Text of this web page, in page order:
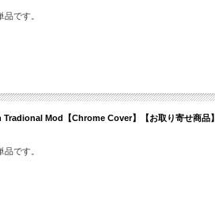
です。
Mod【Chrome Cover】【お取り寄せ商品】
です。